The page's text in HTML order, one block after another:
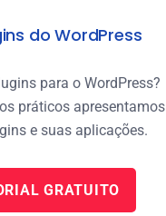
do WordPress
para o WordPress?
práticos apresentamos
e suas aplicações.
GRATUITO